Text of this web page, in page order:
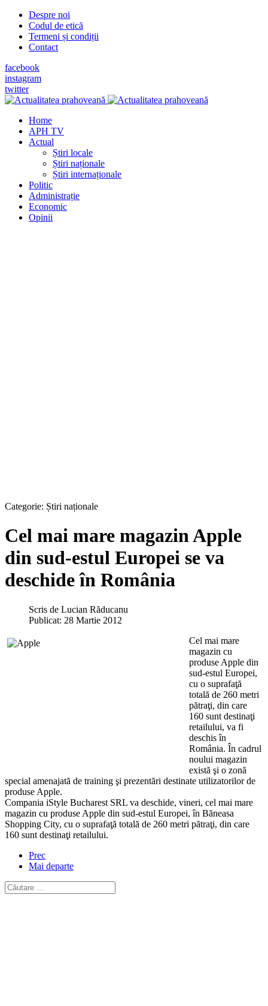
Despre noi
Codul de etică
Termeni și condiții
Contact
facebook
instagram
twitter
Home
APH TV
Actual
Știri locale
Știri naționale
Știri internaționale
Politic
Administrație
Economic
Opinii
Categorie: Știri naționale
Cel mai mare magazin Apple
din sud-estul Europei se va
deschide în România
Scris de Lucian Răducanu
Publicat: 28 Martie 2012
Cel mai mare
magazin cu
produse Apple din
sud-estul Europei,
cu o suprafaţă
totală de 260 metri
pătraţi, din care
160 sunt destinaţi
retailului, va fi
deschis în
România. În cadrul
noului magazin
există şi o zonă
special amenajată de training şi prezentări destinate utilizatorilor de
produse Apple.
Compania iStyle Bucharest SRL va deschide, vineri, cel mai mare
magazin cu produse Apple din sud-estul Europei, în Băneasa
Shopping City, cu o suprafaţă totală de 260 metri pătraţi, din care
160 sunt destinaţi retailului.
Prec
Mai departe